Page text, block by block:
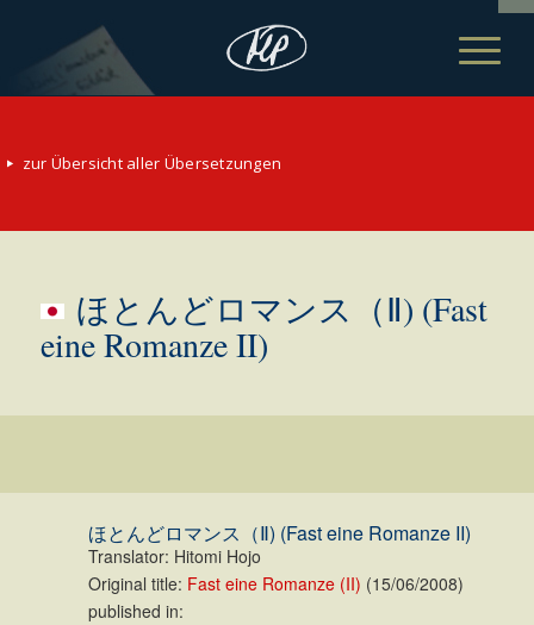
zur Übersicht aller Übersetzungen
ほとんどロマンス（Ⅱ) (Fast
eine Romanze II)
ほとんどロマンス（Ⅱ) (Fast eine Romanze II)
Translator: Hitomi Hojo
Original title: Fast eine Romanze (II) (15/06/2008)
published in: